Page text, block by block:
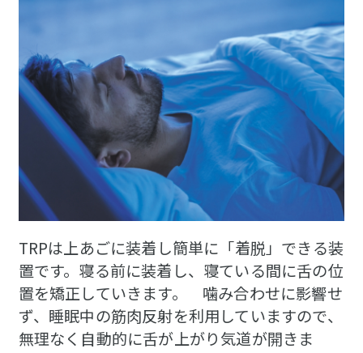
TRPは上あごに装着し簡単に「着脱」できる装
置です。寝る前に装着し、寝ている間に舌の位
置を矯正していきます。 噛み合わせに影響せ
ず、睡眠中の筋肉反射を利用していますので、
無理なく自動的に舌が上がり気道が開きま